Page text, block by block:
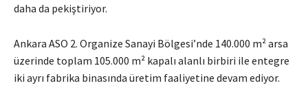
daha da pekiştiriyor.
Ankara ASO 2. Organize Sanayi Bölgesi’nde 140.000 m² arsa
üzerinde toplam 105.000 m² kapalı alanlı birbiri ile entegre
iki ayrı fabrika binasında üretim faaliyetine devam ediyor.